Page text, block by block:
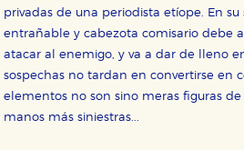
privadas de una periodista etíope. En su
entrañable y cabezota comisario debe
atacar al enemigo, y va a dar de lleno
sospechas no tardan en convertirse en
elementos no son sino meras figuras
manos más siniestras...